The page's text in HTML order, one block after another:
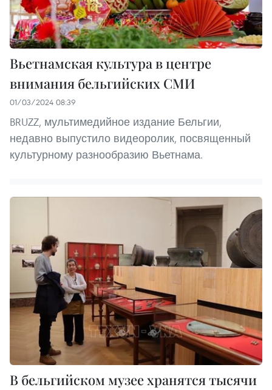
Вьетнамская культура в центре
внимания бельгийских СМИ
01/03/2024 08:39
BRUZZ, мультимедийное издание Бельгии,
недавно выпустило видеоролик, посвященный
культурному разнообразию Вьетнама.
В бельгийском музее хранятся тысячи